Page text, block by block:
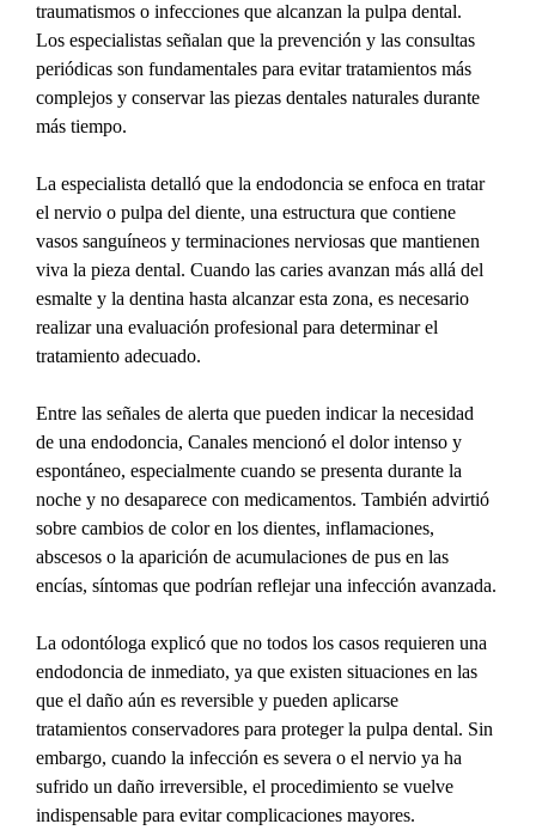
traumatismos o infecciones que alcanzan la pulpa dental.
Los especialistas señalan que la prevención y las consultas
periódicas son fundamentales para evitar tratamientos más
complejos y conservar las piezas dentales naturales durante
más tiempo.
La especialista detalló que la endodoncia se enfoca en tratar
el nervio o pulpa del diente, una estructura que contiene
vasos sanguíneos y terminaciones nerviosas que mantienen
viva la pieza dental. Cuando las caries avanzan más allá del
esmalte y la dentina hasta alcanzar esta zona, es necesario
realizar una evaluación profesional para determinar el
tratamiento adecuado.
Entre las señales de alerta que pueden indicar la necesidad
de una endodoncia, Canales mencionó el dolor intenso y
espontáneo, especialmente cuando se presenta durante la
noche y no desaparece con medicamentos. También advirtió
sobre cambios de color en los dientes, inflamaciones,
abscesos o la aparición de acumulaciones de pus en las
encías, síntomas que podrían reflejar una infección avanzada.
La odontóloga explicó que no todos los casos requieren una
endodoncia de inmediato, ya que existen situaciones en las
que el daño aún es reversible y pueden aplicarse
tratamientos conservadores para proteger la pulpa dental. Sin
embargo, cuando la infección es severa o el nervio ya ha
sufrido un daño irreversible, el procedimiento se vuelve
indispensable para evitar complicaciones mayores.